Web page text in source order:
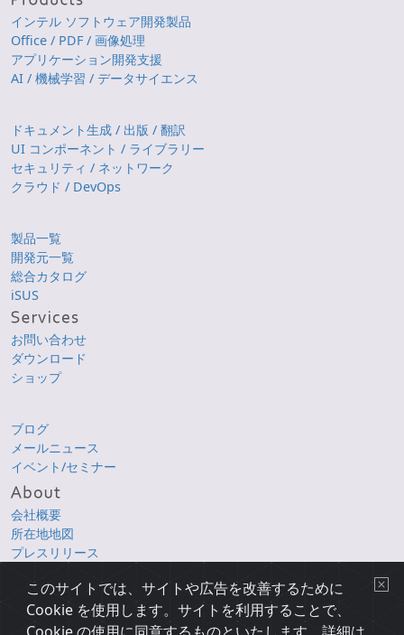
インテル ソフトウェア開発製品
Office / PDF / 画像処理
アプリケーション開発支援
AI / 機械学習 / データサイエンス
ドキュメント生成 / 出版 / 翻訳
UI コンポーネント / ライブラリー
セキュリティ / ネットワーク
クラウド / DevOps
製品一覧
開発元一覧
総合カタログ
iSUS
お問い合わせ
ダウンロード
ショップ
ブログ
メールニュース
イベント/セミナー
会社概要
所在地地図
プレスリリース
Copyright © 1998-2026 XLsoft Corporation. All Rights Reserved.
各製品名は、各社の商標または登録商標です。
このサイトでは、サイトや広告を改善するために
Cookie を使用します。サイトを利用することで、